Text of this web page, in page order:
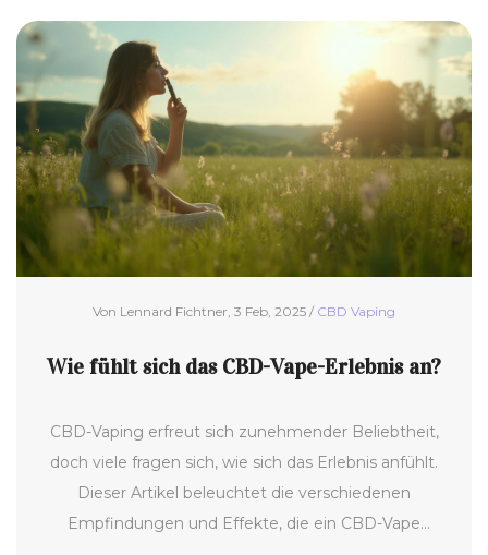
Von Lennard Fichtner, 3 Feb, 2025 / CBD Vaping
Wie fühlt sich das CBD-Vape-Erlebnis an?
CBD-Vaping erfreut sich zunehmender Beliebtheit,
doch viele fragen sich, wie sich das Erlebnis anfühlt.
Dieser Artikel beleuchtet die verschiedenen
Empfindungen und Effekte, die ein CBD-Vape